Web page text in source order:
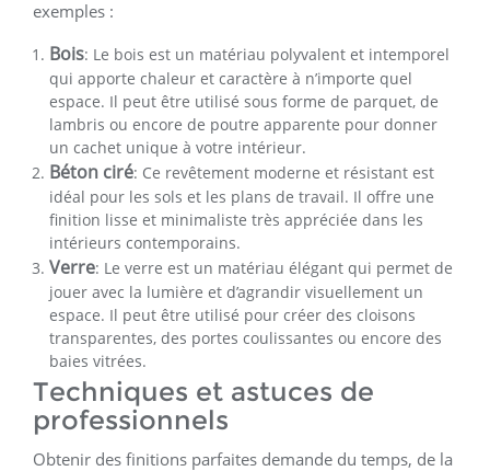
exemples :
Bois: Le bois est un matériau polyvalent et intemporel
qui apporte chaleur et caractère à n’importe quel
espace. Il peut être utilisé sous forme de parquet, de
lambris ou encore de poutre apparente pour donner
un cachet unique à votre intérieur.
Béton ciré: Ce revêtement moderne et résistant est
idéal pour les sols et les plans de travail. Il offre une
finition lisse et minimaliste très appréciée dans les
intérieurs contemporains.
Verre: Le verre est un matériau élégant qui permet de
jouer avec la lumière et d’agrandir visuellement un
espace. Il peut être utilisé pour créer des cloisons
transparentes, des portes coulissantes ou encore des
baies vitrées.
Techniques et astuces de
professionnels
Obtenir des finitions parfaites demande du temps, de la